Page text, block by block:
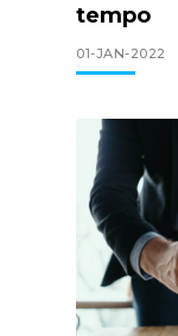
tempo
01-JAN-2022